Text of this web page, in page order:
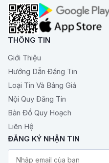
THÔNG TIN
Giới Thiệu
Hướng Dẫn Đăng Tin
Loại Tin Và Bảng Giá
Nội Quy Đăng Tin
Bản Đồ Quy Hoạch
Liên Hệ
ĐĂNG KÝ NHẬN TIN